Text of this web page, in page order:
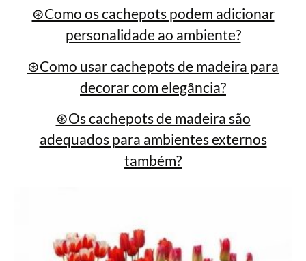
⊛Como os cachepots podem adicionar
personalidade ao ambiente?
⊛Como usar cachepots de madeira para
decorar com elegância?
⊛Os cachepots de madeira são
adequados para ambientes externos
também?